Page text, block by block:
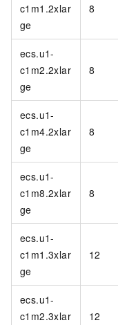
c1m1.2xlar
ge
8
ecs.u1-
c1m2.2xlar
ge
8
ecs.u1-
c1m4.2xlar
ge
8
ecs.u1-
c1m8.2xlar
ge
8
ecs.u1-
c1m1.3xlar
ge
12
ecs.u1-
c1m2.3xlar
12